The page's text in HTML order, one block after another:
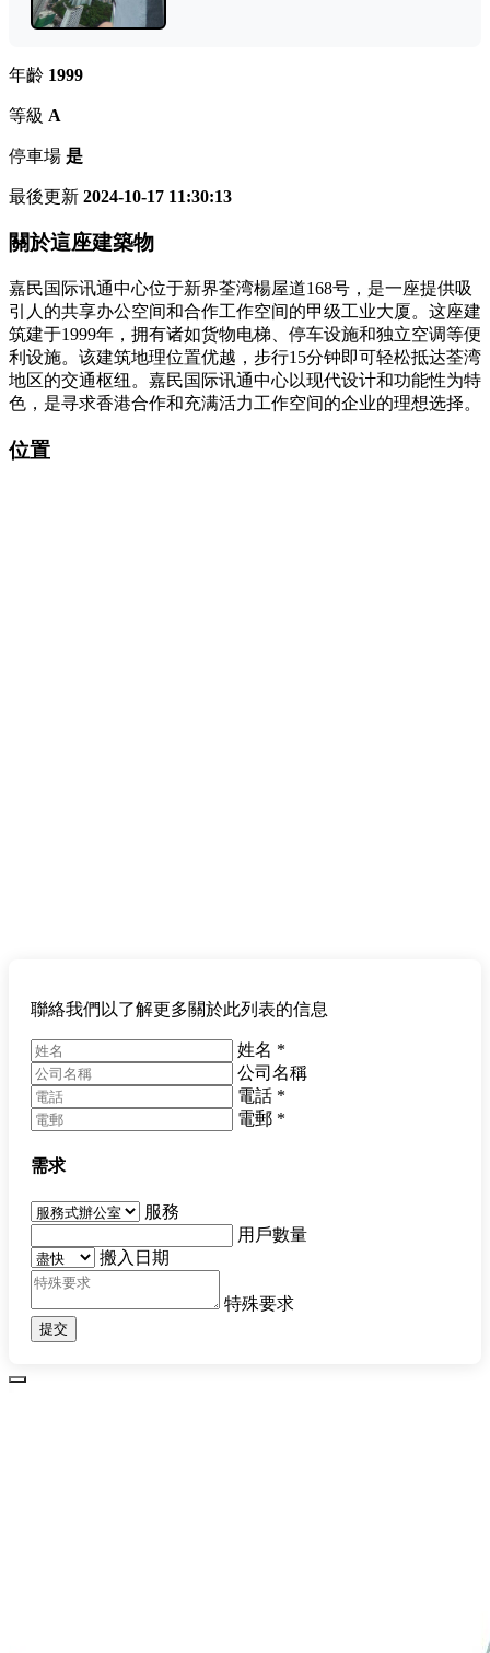
年齡 1999
等級 A
停車場 是
最後更新 2024-10-17 11:30:13
關於這座建築物
嘉民国际讯通中心位于新界荃湾楊屋道168号，是一座提供吸
引人的共享办公空间和合作工作空间的甲级工业大厦。这座建
筑建于1999年，拥有诸如货物电梯、停车设施和独立空调等便
利设施。该建筑地理位置优越，步行15分钟即可轻松抵达荃湾
地区的交通枢纽。嘉民国际讯通中心以现代设计和功能性为特
色，是寻求香港合作和充满活力工作空间的企业的理想选择。
位置
聯絡我們以了解更多關於此列表的信息
姓名 *
公司名稱
電話 *
電郵 *
需求
服務
用戶數量
搬入日期
特殊要求
提交